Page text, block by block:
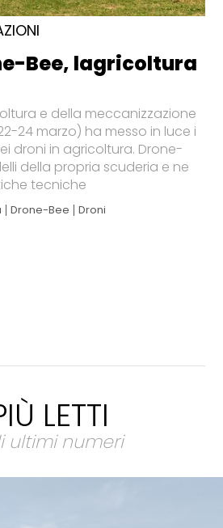
Bee, lagricoltura
e della meccanizzazione
24 marzo) ha messo in luce i
droni in agricoltura. Drone-
della propria scuderia e ne
tecniche
Drone-Bee Droni
LETTI
ultimi numeri